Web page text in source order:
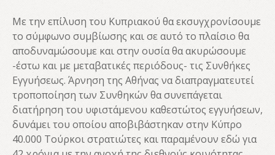
Με την επίλυση του Κυπριακού θα εκσυγχρονίσουμε
το σύμφωνο συμβίωσης και σε αυτό το πλαίσιο θα
αποδυναμώσουμε και στην ουσία θα ακυρώσουμε
-έστω και με μεταβατικές περιόδους- τις Συνθήκες
Εγγυήσεως. Άρνηση της Αθήνας να διαπραγματευτεί
τροποποίηση των Συνθηκών θα συνεπάγεται
διατήρηση του υφιστάμενου καθεστώτος εγγυήσεων,
δυνάμει του οποίου αποβιβάστηκαν στην Κύπρο
40.000 Τούρκοι στρατιώτες και παραμένουν εδώ για